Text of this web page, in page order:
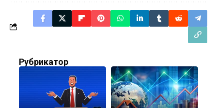
Рубрикатор